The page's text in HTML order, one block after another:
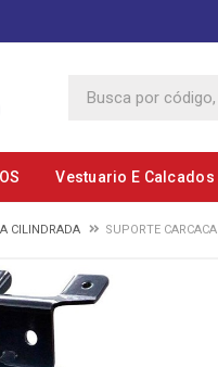
Vestuario E Calcados
CILINDRADA SUPORTE